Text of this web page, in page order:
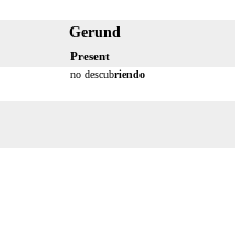
Gerund
Present
no descubriendo